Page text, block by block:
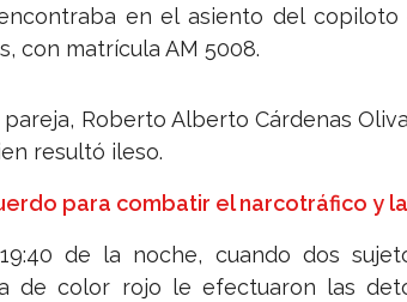
en el asiento del
con matrícula AM 5008.
Roberto Alberto Cárdenas
resultó ileso.
para combatir el narcotráfico y
de la noche, cuando dos
de color rojo le efectuaron las